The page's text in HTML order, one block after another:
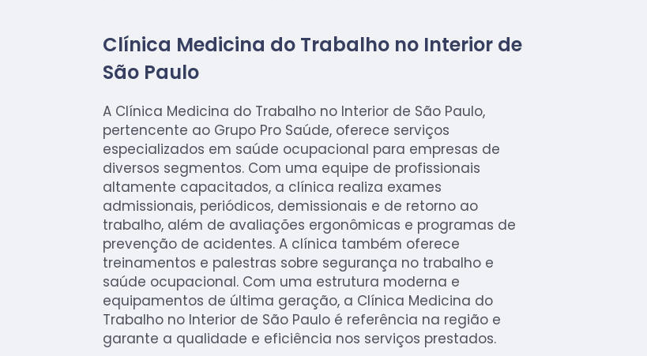
Clínica Medicina do Trabalho no Interior de
São Paulo
A Clínica Medicina do Trabalho no Interior de São Paulo,
pertencente ao Grupo Pro Saúde, oferece serviços
especializados em saúde ocupacional para empresas de
diversos segmentos. Com uma equipe de profissionais
altamente capacitados, a clínica realiza exames
admissionais, periódicos, demissionais e de retorno ao
trabalho, além de avaliações ergonômicas e programas de
prevenção de acidentes. A clínica também oferece
treinamentos e palestras sobre segurança no trabalho e
saúde ocupacional. Com uma estrutura moderna e
equipamentos de última geração, a Clínica Medicina do
Trabalho no Interior de São Paulo é referência na região e
garante a qualidade e eficiência nos serviços prestados.